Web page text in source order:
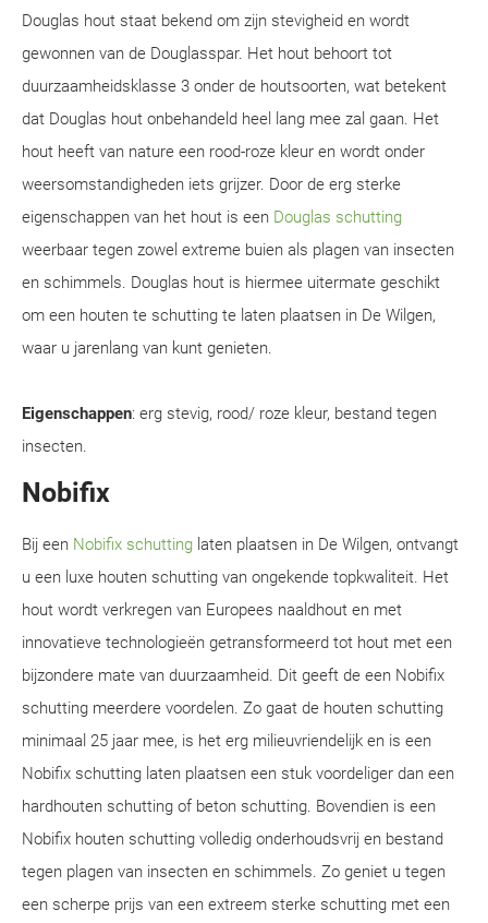
Douglas hout staat bekend om zijn stevigheid en wordt
gewonnen van de Douglasspar. Het hout behoort tot
duurzaamheidsklasse 3 onder de houtsoorten, wat betekent
dat Douglas hout onbehandeld heel lang mee zal gaan. Het
hout heeft van nature een rood-roze kleur en wordt onder
weersomstandigheden iets grijzer. Door de erg sterke
eigenschappen van het hout is een Douglas schutting
weerbaar tegen zowel extreme buien als plagen van insecten
en schimmels. Douglas hout is hiermee uitermate geschikt
om een houten te schutting te laten plaatsen in De Wilgen,
waar u jarenlang van kunt genieten.
Eigenschappen: erg stevig, rood/ roze kleur, bestand tegen
insecten.
Nobifix
Bij een Nobifix schutting laten plaatsen in De Wilgen, ontvangt
u een luxe houten schutting van ongekende topkwaliteit. Het
hout wordt verkregen van Europees naaldhout en met
innovatieve technologieën getransformeerd tot hout met een
bijzondere mate van duurzaamheid. Dit geeft de een Nobifix
schutting meerdere voordelen. Zo gaat de houten schutting
minimaal 25 jaar mee, is het erg milieuvriendelijk en is een
Nobifix schutting laten plaatsen een stuk voordeliger dan een
hardhouten schutting of beton schutting. Bovendien is een
Nobifix houten schutting volledig onderhoudsvrij en bestand
tegen plagen van insecten en schimmels. Zo geniet u tegen
een scherpe prijs van een extreem sterke schutting met een